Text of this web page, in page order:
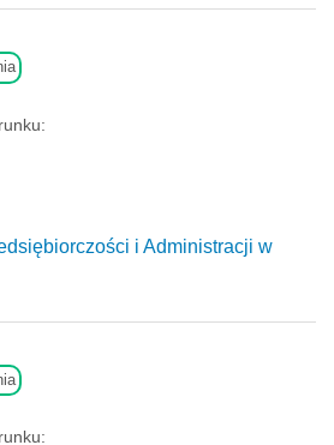
i Administracji w